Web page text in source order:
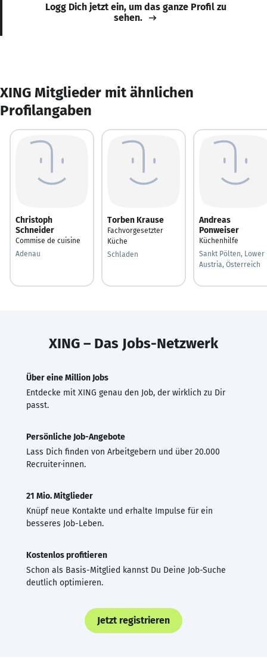
Logg Dich jetzt ein, um das ganze Profil zu
sehen.
XING Mitglieder mit ähnlichen
Profilangaben
Christoph
Schneider
Commise de cuisine
Adenau
Torben Krause
Fachvorgesetzter
Küche
Schladen
Andreas
Ponweiser
Küchenhilfe
Sankt Pölten, Lower
Austria, Österreich
XING – Das Jobs-Netzwerk
Über eine Million Jobs
Entdecke mit XING genau den Job, der wirklich zu Dir
passt.
Persönliche Job-Angebote
Lass Dich finden von Arbeitgebern und über 20.000
Recruiter·innen.
21 Mio. Mitglieder
Knüpf neue Kontakte und erhalte Impulse für ein
besseres Job-Leben.
Kostenlos profitieren
Schon als Basis-Mitglied kannst Du Deine Job-Suche
deutlich optimieren.
Jetzt registrieren